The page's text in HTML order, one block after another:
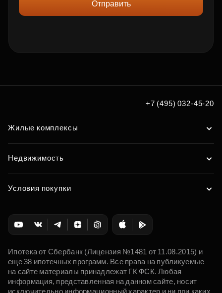
Отправить
+7 (495) 032-45-20
Жилые комплексы
Недвижимость
Условия покупки
Ипотека от Сбербанк (Лицензия №1481 от 11.08.2015) и
еще 38 ипотечных программ. Все права на публикуемые
на сайте материалы принадлежат ГК ФСК. Любая
информация, представленная на данном сайте, носит
исключительно информационный характер и ни при каких